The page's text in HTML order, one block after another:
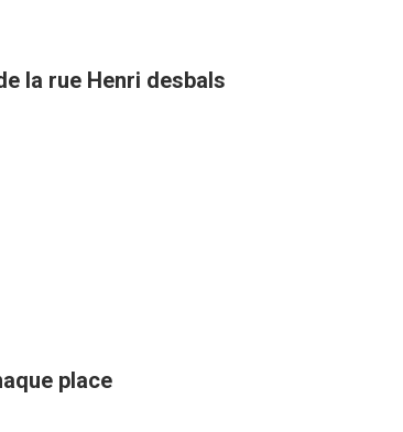
la rue Henri desbals
place